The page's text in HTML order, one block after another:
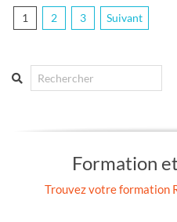
Pagination
publications
1 2 3 Suivant
Search
Formation
Trouvez votre formation